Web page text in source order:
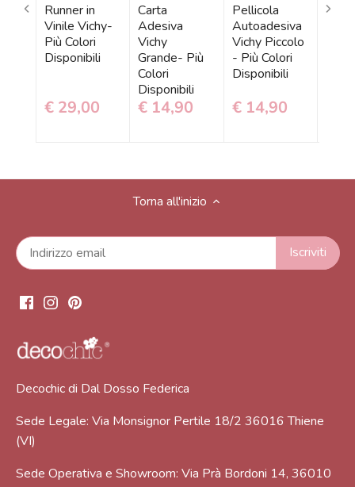
Runner in
Vinile Vichy-
Più Colori
Disponibili
€ 29,00
Carta
Adesiva
Vichy
Grande- Più
Colori
Disponibili
€ 14,90
Pellicola
Autoadesiva
Vichy Piccolo
- Più Colori
Disponibili
€ 14,90
Torna all'inizio
Decochic di Dal Dosso Federica
Sede Legale: Via Monsignor Pertile 18/2 36016 Thiene
(VI)
Sede Operativa e Showroom: Via Prà Bordoni 14, 36010